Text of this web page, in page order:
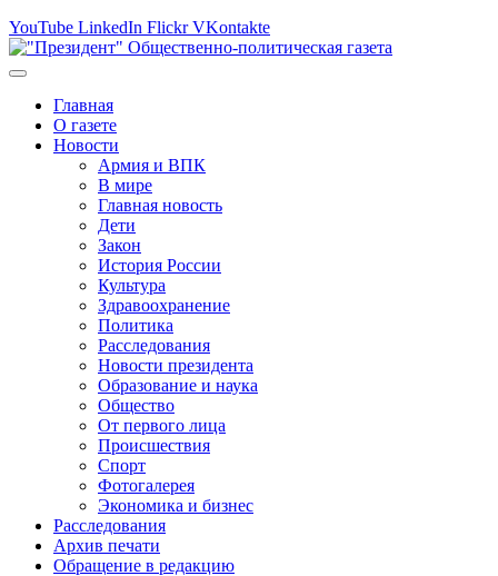
YouTube LinkedIn Flickr VKontakte
Главная
О газете
Новости
Армия и ВПК
В мире
Главная новость
Дети
Закон
История России
Культура
Здравоохранение
Политика
Расследования
Новости президента
Образование и наука
Общество
От первого лица
Происшествия
Спорт
Фотогалерея
Экономика и бизнес
Расследования
Архив печати
Обращение в редакцию